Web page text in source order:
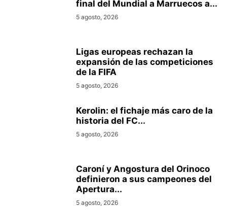
final del Mundial a Marruecos a...
5 agosto, 2026
Ligas europeas rechazan la
expansión de las competiciones
de la FIFA
5 agosto, 2026
Kerolin: el fichaje más caro de la
historia del FC...
5 agosto, 2026
Caroní y Angostura del Orinoco
definieron a sus campeones del
Apertura...
5 agosto, 2026